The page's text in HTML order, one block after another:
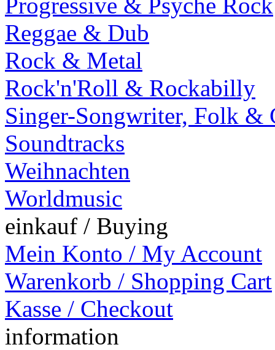
Reggae & Dub
Rock & Metal
Rock'n'Roll & Rockabilly
Singer-Songwriter, Folk &
Soundtracks
Weihnachten
Worldmusic
einkauf / Buying
Mein Konto / My Account
Warenkorb / Shopping Cart
Kasse / Checkout
information